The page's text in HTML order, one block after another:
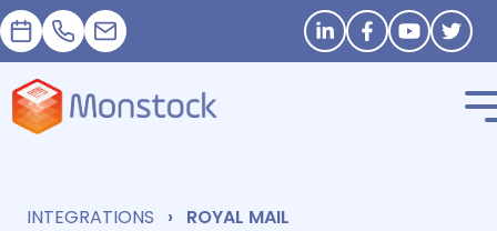
Nomeação
+33 1 83 62 25 41
contact@monstock.net Stay in touch
INTEGRATIONS ROYAL MAIL